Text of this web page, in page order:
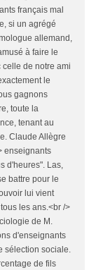
français mal
si un agrégé
allemand,
à faire le
de notre ami
le
gagnons
toute la
tenant au
Claude Allègre
enseignants
d'heures". Las,
battre pour le
lui vient
les ans.<br />
de M.
d'enseignants
sélection sociale.
de fils